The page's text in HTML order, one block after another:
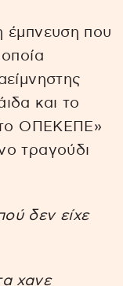
έμπνευση που
και το
το ΟΠΕΚΕΠΕ»
τραγούδι
δεν είχε
χανε